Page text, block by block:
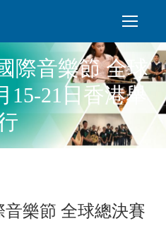
際音樂節 全球
15-21日香港舉
樂節 全球總決賽